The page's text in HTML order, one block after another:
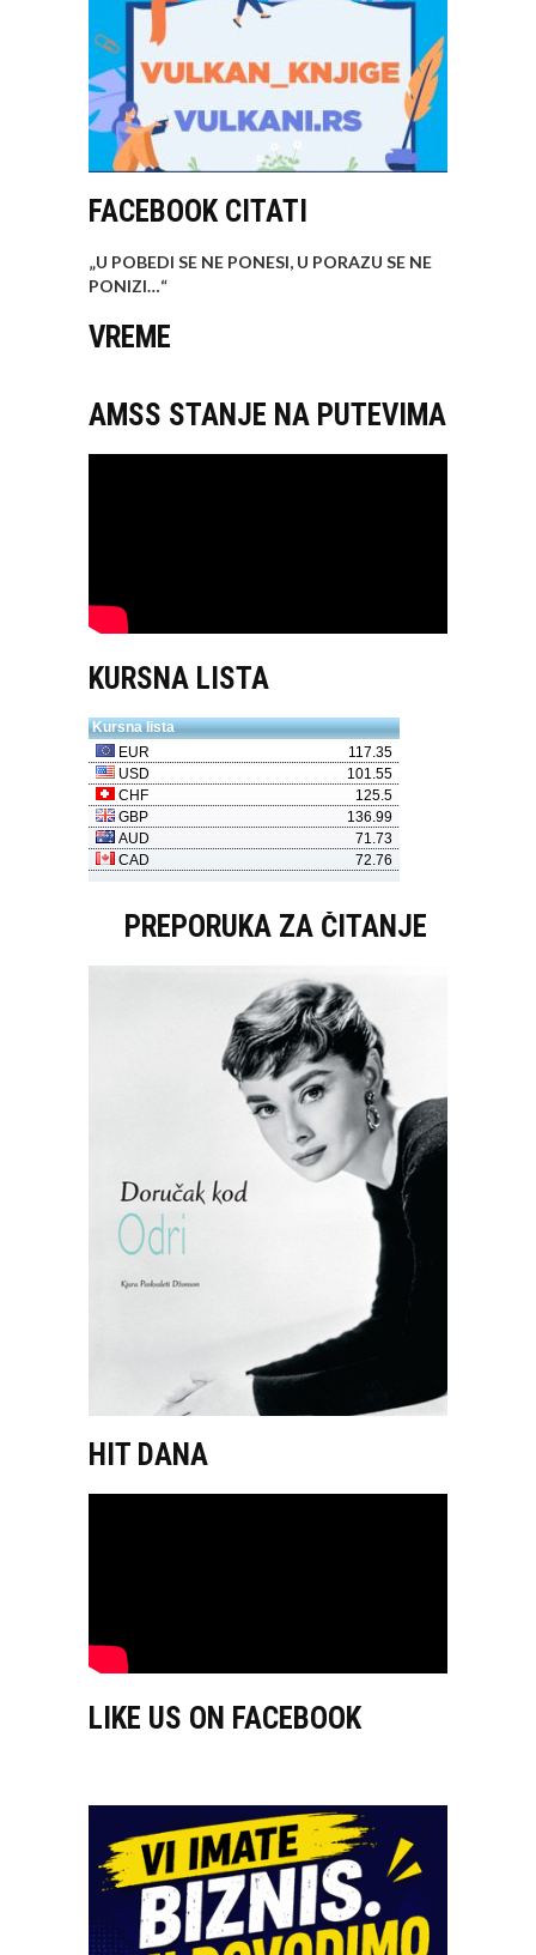
FACEBOOK CITATI
„U POBEDI SE NE PONESI, U PORAZU SE NE
PONIZI…“
VREME
AMSS STANJE NA PUTEVIMA
KURSNA LISTA
PREPORUKA ZA ČITANJE
HIT DANA
LIKE US ON FACEBOOK